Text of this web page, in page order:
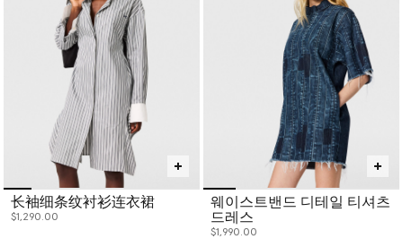
长袖细条纹衬衫连衣裙
$1,290.00
웨이스트밴드 디테일 티셔츠
드레스
$1,990.00